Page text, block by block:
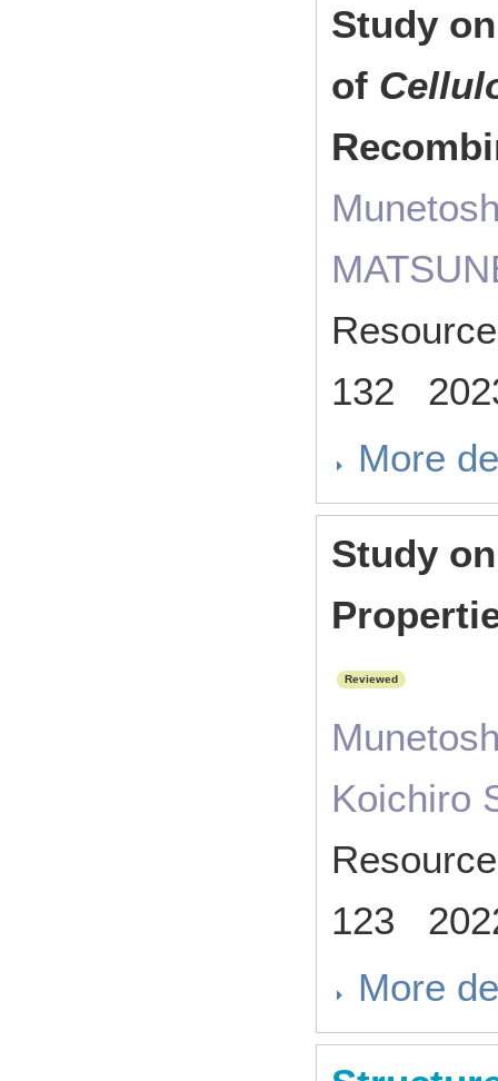
Study
of
132
More
Study
Reviewed
Koichiro
123
More